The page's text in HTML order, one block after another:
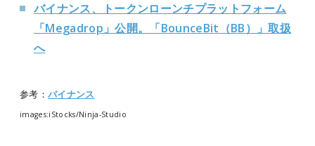
バイナンス、トークンローンチプラットフォーム
「Megadrop」公開。「BounceBit（BB）」取扱
へ
参考： バイナンス
images:iStocks/Ninja-Studio